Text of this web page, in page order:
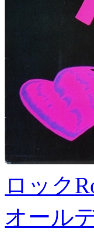
ロック
オール